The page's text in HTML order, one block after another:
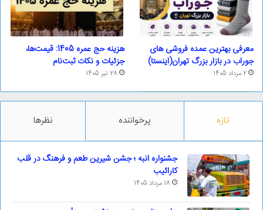
معرفی بهترین عمده فروشی های
جوراب در بازار بزرگ تهران(اینستا)
2 مرداد 1405
هزینه حج عمره 1405: قیمت‌ها،
جزئیات و نکات ثبت‌نام
28 تیر 1405
تازه پرخواننده نظرها
جشنواره انبه ؛ جشن شیرین طعم و فرهنگ در قلب
کارائیب
18 مرداد 1405